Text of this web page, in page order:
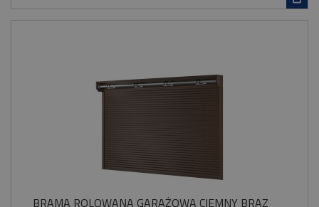
BRAMA ROLOWANA GARAŻOWA CIEMNY BRĄZ